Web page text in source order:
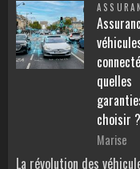
quelles
choisir ?
Marise
La révolution des